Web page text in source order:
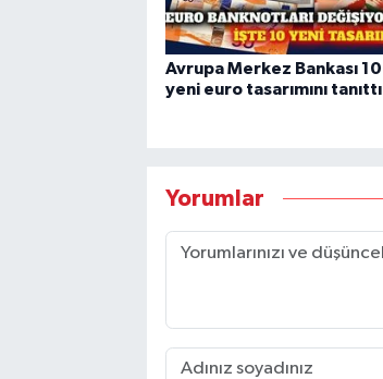
Avrupa Merkez Bankası 10
yeni euro tasarımını tanıttı
Yorumlar